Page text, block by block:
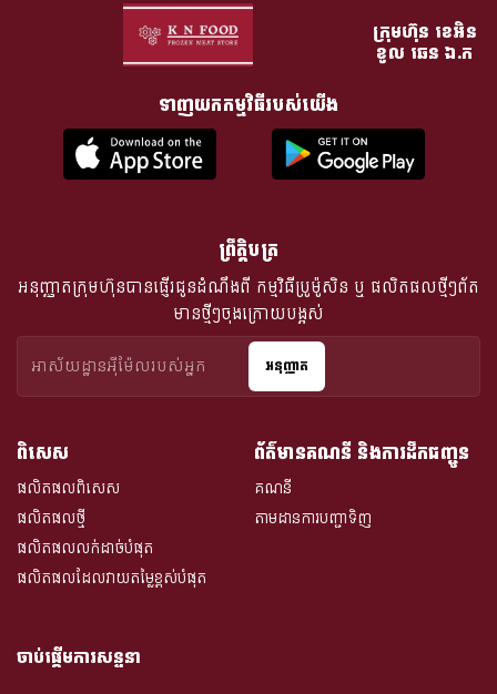
ក្រុមហ៊ុន​ ខេអិន
ខូល ឆេន​ ឯ.ក
ទាញយកកម្មវិធីរបស់យើង
ពិសេស
ផលិតផលពិសេស
ផលិតផលថ្មី
ផលិតផលលក់ដាច់បំផុត
ផលិតផលដែលវាយតម្លៃខ្ពស់បំផុត
ព័ត៌មានគណនី និងការដឹកជញ្ជូន
គណនី
តាមដានការបញ្ជាទិញ
ព្រឹត្តិបត្រ
អនុញ្ញាតក្រុមហ៊ុនបានផ្ញើរជូនដំណឹងពី​ កម្មវិធីប្រូម៉ូសិន ឬ ផលិតផលថ្មីៗព័ត
មានថ្មីៗចុងក្រោយបង្អស់
អនុញ្ញាត
ចាប់ផ្តើមការសន្ទនា